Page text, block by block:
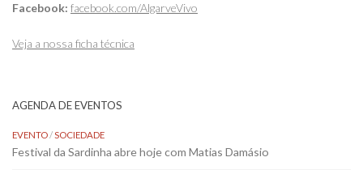
Facebook: facebook.com/AlgarveVivo
Veja a nossa ficha técnica
AGENDA DE EVENTOS
EVENTO/SOCIEDADE
Festival da Sardinha abre hoje com Matias Damásio